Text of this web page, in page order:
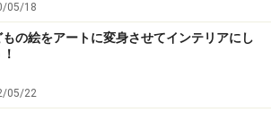
05/18
もの絵をアートに変身させてインテリアにし
05/22